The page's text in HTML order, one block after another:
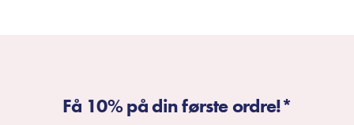
Få 10% på din første ordre!*